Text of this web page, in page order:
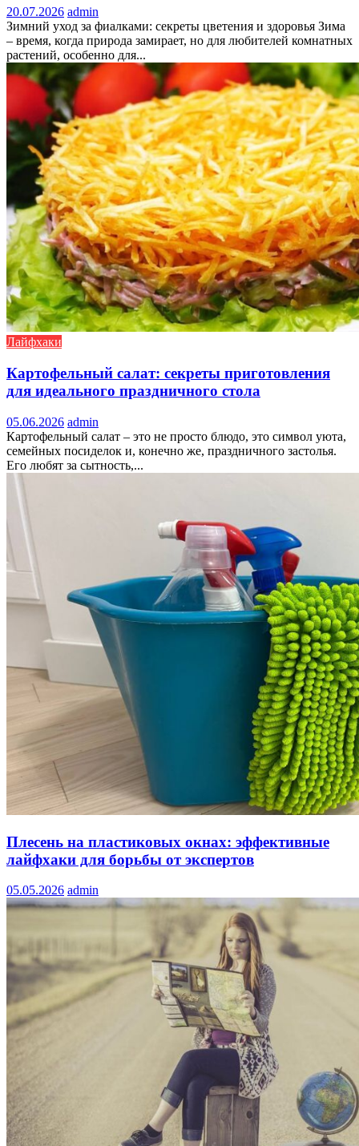
20.07.2026 admin
Зимний уход за фиалками: секреты цветения и здоровья Зима
– время, когда природа замирает, но для любителей комнатных
растений, особенно для...
Лайфхаки
Картофельный салат: секреты приготовления
для идеального праздничного стола
05.06.2026 admin
Картофельный салат – это не просто блюдо, это символ уюта,
семейных посиделок и, конечно же, праздничного застолья.
Его любят за сытность,...
Плесень на пластиковых окнах: эффективные
лайфхаки для борьбы от экспертов
05.05.2026 admin